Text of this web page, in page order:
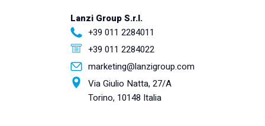
Lanzi Group S.r.l.
+39 011 2284011
+39 011 2284022
marketing@lanzigroup.com
Via Giulio Natta, 27/A
Torino, 10148 Italia